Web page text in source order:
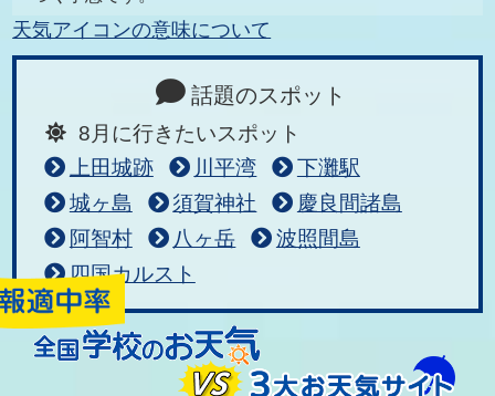
天気アイコンの意味について
話題のスポット
8月に行きたいスポット
上田城跡
川平湾
下灘駅
城ヶ島
須賀神社
慶良間諸島
阿智村
八ヶ岳
波照間島
四国カルスト